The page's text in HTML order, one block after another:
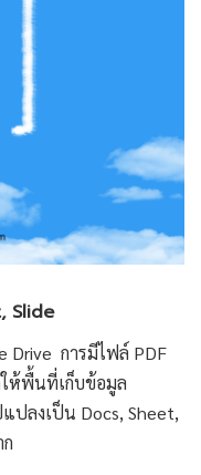
Slide
Drive การมีไฟล์ PDF
ห้พื้นที่เก็บข้อมูล
ปลงเป็น Docs, Sheet,